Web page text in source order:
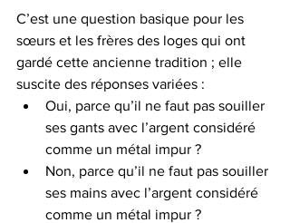
C’est une question basique pour les
sœurs et les frères des loges qui ont
gardé cette ancienne tradition ; elle
suscite des réponses variées :
Oui, parce qu’il ne faut pas souiller
ses gants avec l’argent considéré
comme un métal impur ?
Non, parce qu’il ne faut pas souiller
ses mains avec l’argent considéré
comme un métal impur ?